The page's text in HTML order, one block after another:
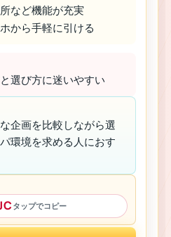
など機能が充実
から手軽に引ける
選び方に迷いやすい
企画を比較しながら選
環境を求める人におす
タップでコピー